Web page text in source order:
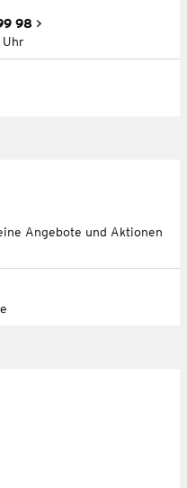
98
Uhr
Angebote und Aktionen